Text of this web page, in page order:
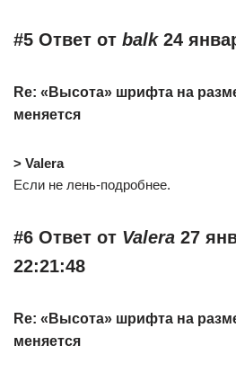
#5 Ответ от balk24
Re: «Высота» шрифта на
меняется
> Valera
Если не лень-подробнее.
#6 Ответ от Valera 27
22:21:48
Re: «Высота» шрифта на
меняется